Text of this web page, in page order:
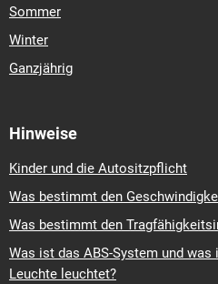
Sommer
Winter
Ganzjährig
Hinweise
Kinder und die Autositzpflicht
Was bestimmt den
Was bestimmt den
Was ist das ABS-System und was
Leuchte leuchtet?